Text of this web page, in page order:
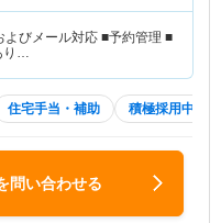
びメール対応 ■予約管理 ■
り…
住宅手当・補助 積極採用中
問い合わせる